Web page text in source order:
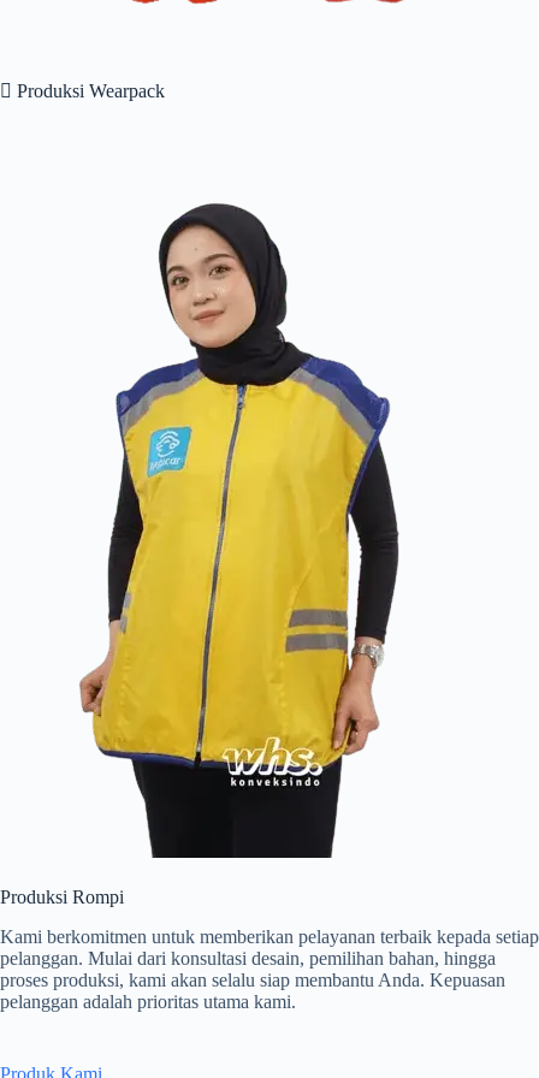
 Produksi Wearpack
Produksi Rompi
Kami berkomitmen untuk memberikan pelayanan terbaik kepada setiap
pelanggan. Mulai dari konsultasi desain, pemilihan bahan, hingga
proses produksi, kami akan selalu siap membantu Anda. Kepuasan
pelanggan adalah prioritas utama kami.
Produk Kami